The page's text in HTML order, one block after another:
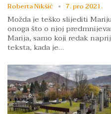
Roberta Nikšić 7. pro 2021.
Možda je teško slijediti
onoga što o njoj
Marija, samo koji redak
teksta, kada je…